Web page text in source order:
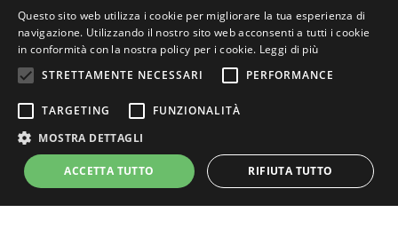
Accetto le politiche dellaPrivacy Policy
Questo sito web utilizza i cookie per migliorare la tua esperienza di
navigazione. Utilizzando il nostro sito web acconsenti a tutti i cookie
in conformità con la nostra policy per i cookie. Leggi di più
STRETTAMENTE NECESSARI
PERFORMANCE
TARGETING
FUNZIONALITÀ
MOSTRA DETTAGLI
ACCETTA TUTTO RIFIUTA TUTTO